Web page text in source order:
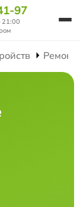
97
21:00
Ремонт